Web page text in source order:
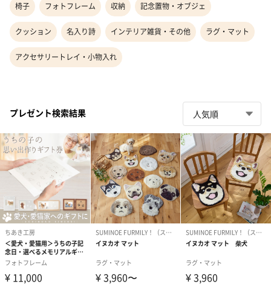
椅子 フォトフレーム 収納 記念置物・オブジェ
クッション 名入り詩 インテリア雑貨・その他 ラグ・マット
アクセサリートレイ・小物入れ
プレゼント検索結果